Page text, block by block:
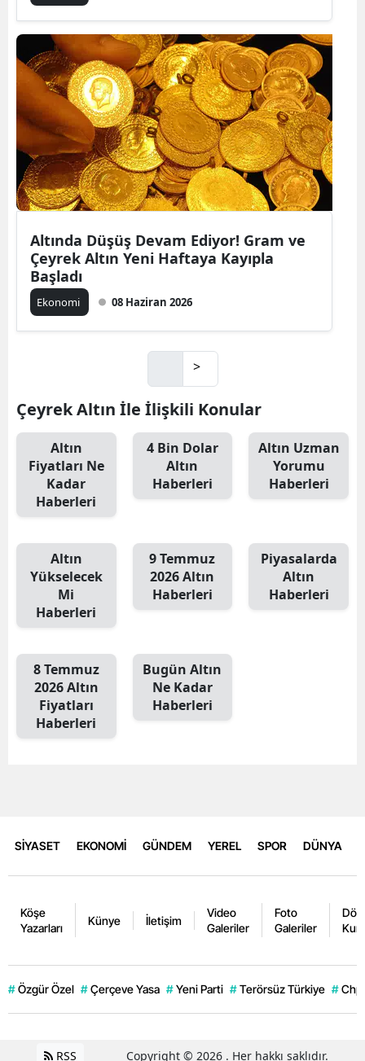
Altında Düşüş Devam Ediyor! Gram ve
Çeyrek Altın Yeni Haftaya Kayıpla
Başladı
Ekonomi 08 Haziran 2026
>
Çeyrek Altın İle İlişkili Konular
Altın
Fiyatları Ne
Kadar
Haberleri
4 Bin Dolar
Altın
Haberleri
Altın Uzman
Yorumu
Haberleri
Altın
Yükselecek
Mi
Haberleri
9 Temmuz
2026 Altın
Haberleri
Piyasalarda
Altın
Haberleri
8 Temmuz
2026 Altın
Fiyatları
Haberleri
Bugün Altın
Ne Kadar
Haberleri
SİYASET EKONOMİ GÜNDEM YEREL SPOR DÜNYA
Köşe
Yazarları
Künye İletişim
Video
Galeriler
Foto
Galeriler
# Özgür Özel # Çerçeve Yasa # Yeni Parti # Terörsüz Türkiye # Chp
RSS Copyright © 2026 . Her hakkı saklıdır.